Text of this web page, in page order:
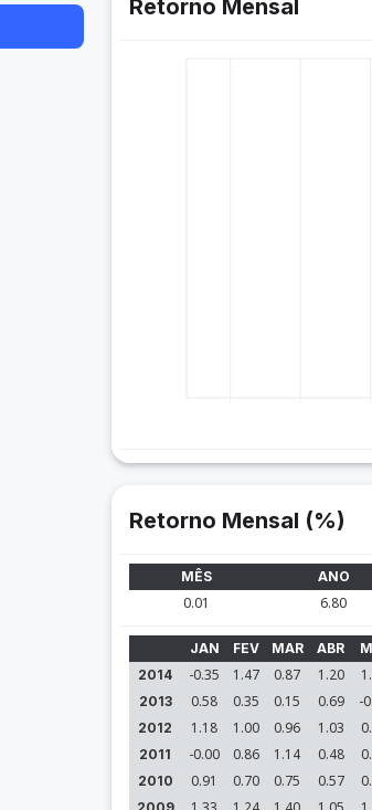
Retorno Mensal
Retorno Mensal (%)
MÊS ANO
0.01 6.80
JAN FEV MAR ABR
2014
-0.35 1.47 0.87 1.20
2013 0.58 0.35 0.15 0.69 -
2012 1.18 1.00 0.96 1.03
2011 -0.00 0.86 1.14 0.48
2010 0.91 0.70 0.75 0.57